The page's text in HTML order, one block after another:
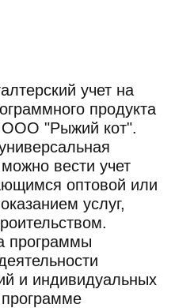
учет на
продукта
ООО "Рыжий кот".
вести учет
оптовой или
услуг,
программы
и индивидуальных